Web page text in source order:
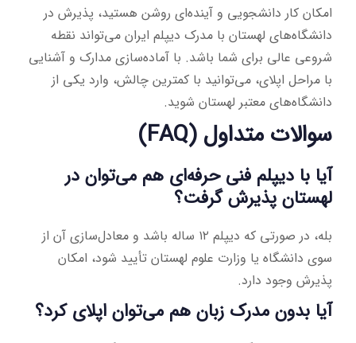
امکان کار دانشجویی و آینده‌ای روشن هستید، پذیرش در
دانشگاه‌های لهستان با مدرک دیپلم ایران می‌تواند نقطه
شروعی عالی برای شما باشد. با آماده‌سازی مدارک و آشنایی
با مراحل اپلای، می‌توانید با کمترین چالش، وارد یکی از
دانشگاه‌های معتبر لهستان شوید.
سوالات متداول (FAQ)
آیا با دیپلم فنی حرفه‌ای هم می‌توان در
لهستان پذیرش گرفت؟
بله، در صورتی که دیپلم ۱۲ ساله باشد و معادل‌سازی آن از
سوی دانشگاه یا وزارت علوم لهستان تأیید شود، امکان
پذیرش وجود دارد.
آیا بدون مدرک زبان هم می‌توان اپلای کرد؟